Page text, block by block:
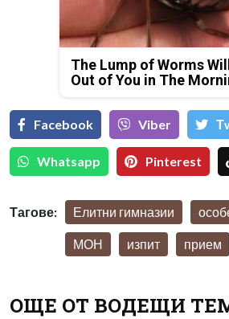
The Lump of Worms
Out of You in The
Facebook Viber
Whatsapp Pinterest
Тагове: Елитни гимназии
МОН изпит прием
ОЩЕ ОТ ВОДЕЩИ